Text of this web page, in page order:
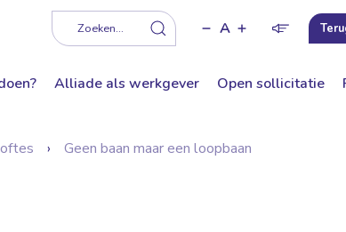
Zoeken... A
Alliade als werkgever Open sollicitatie
Geen baan maar een loopbaan